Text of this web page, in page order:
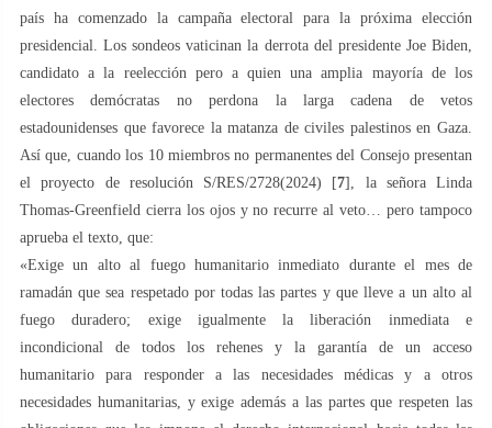
país ha comenzado la campaña electoral para la próxima elección
presidencial. Los sondeos vaticinan la derrota del presidente Joe Biden,
candidato a la reelección pero a quien una amplia mayoría de los
electores demócratas no perdona la larga cadena de vetos
estadounidenses que favorece la matanza de civiles palestinos en Gaza.
Así que, cuando los 10 miembros no permanentes del Consejo presentan
el proyecto de resolución S/RES/2728(2024) [7], la señora Linda
Thomas-Greenfield cierra los ojos y no recurre al veto… pero tampoco
aprueba el texto, que:
«Exige un alto al fuego humanitario inmediato durante el mes de
ramadán que sea respetado por todas las partes y que lleve a un alto al
fuego duradero; exige igualmente la liberación inmediata e
incondicional de todos los rehenes y la garantía de un acceso
humanitario para responder a las necesidades médicas y a otros
necesidades humanitarias, y exige además a las partes que respeten las